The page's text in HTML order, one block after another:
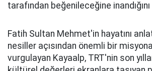
tarafından beğenileceğine
Fatih Sultan Mehmet'in hayatını
nesiller açısından önemli bir
vurgulayan Kayaalp, TRT'nin son